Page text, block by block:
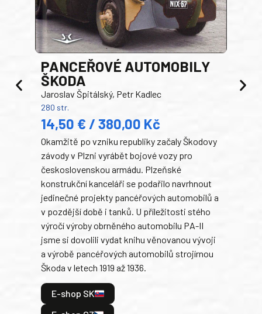
PANCEŘOVÉ AUTOMOBILY
ŠKODA
Jaroslav Špitálský, Petr Kadlec
280 str.
14,50 € / 380,00 Kč
Okamžitě po vzniku republiky začaly Škodovy
závody v Plzni vyrábět bojové vozy pro
československou armádu. Plzeňské
konstrukční kanceláři se podařilo navrhnout
jedinečné projekty pancéřových automobilů a
v pozdější době i tanků. U příležitosti stého
výročí výroby obrněného automobilu PA-II
jsme si dovolili vydat knihu věnovanou vývoji
a výrobě pancéřových automobilů strojírnou
Škoda v letech 1919 až 1936.
E-shop SK